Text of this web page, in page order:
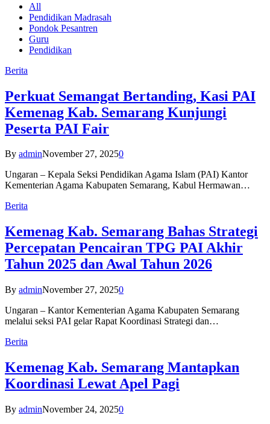
All
Pendidikan Madrasah
Pondok Pesantren
Guru
Pendidikan
Berita
Perkuat Semangat Bertanding, Kasi PAI
Kemenag Kab. Semarang Kunjungi
Peserta PAI Fair
By adminNovember 27, 20250
Ungaran – Kepala Seksi Pendidikan Agama Islam (PAI) Kantor
Kementerian Agama Kabupaten Semarang, Kabul Hermawan…
Berita
Kemenag Kab. Semarang Bahas Strategi
Percepatan Pencairan TPG PAI Akhir
Tahun 2025 dan Awal Tahun 2026
By adminNovember 27, 20250
Ungaran – Kantor Kementerian Agama Kabupaten Semarang
melalui seksi PAI gelar Rapat Koordinasi Strategi dan…
Berita
Kemenag Kab. Semarang Mantapkan
Koordinasi Lewat Apel Pagi
By adminNovember 24, 20250